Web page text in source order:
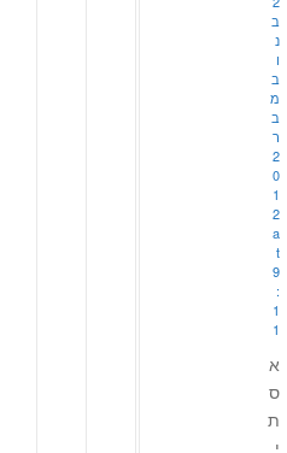
ב
נ
ו
ב
מ
ב
ר
2
0
1
2
a
t
9
:
1
1
א
ס
ת
י